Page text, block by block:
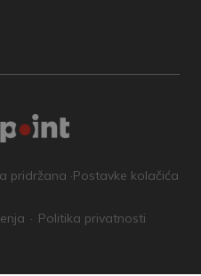
pridržana ·Postavke kolačića
Politika privatnosti